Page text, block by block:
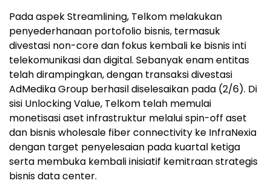
Pada aspek Streamlining, Telkom melakukan
penyederhanaan portofolio bisnis, termasuk
divestasi non-core dan fokus kembali ke bisnis inti
telekomunikasi dan digital. Sebanyak enam entitas
telah dirampingkan, dengan transaksi divestasi
AdMedika Group berhasil diselesaikan pada (2/6). Di
sisi Unlocking Value, Telkom telah memulai
monetisasi aset infrastruktur melalui spin-off aset
dan bisnis wholesale fiber connectivity ke InfraNexia
dengan target penyelesaian pada kuartal ketiga
serta membuka kembali inisiatif kemitraan strategis
bisnis data center.